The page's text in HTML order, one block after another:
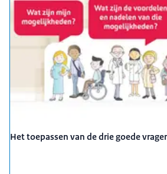
Het toepassen van de drie goede